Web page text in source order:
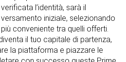
l’identità, sarà il
iniziale, selezionando
conveniente tra quelli offerti.
il tuo capitale di partenza,
la piattaforma e piazzare le